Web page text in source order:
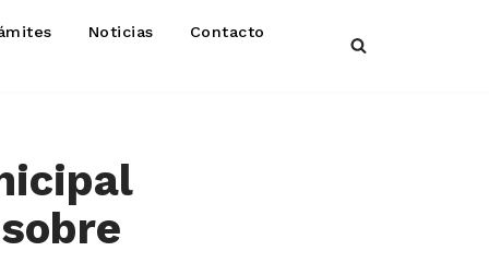
Noticias Contacto